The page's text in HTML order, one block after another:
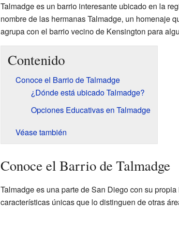
Talmadge es un barrio interesante ubicado en la
nombre de las hermanas Talmadge, un homenaje
agrupa con el barrio vecino de Kensington para
Contenido
Conoce el Barrio de Talmadge
¿Dónde está ubicado Talmadge?
Opciones Educativas en Talmadge
Véase también
Conoce el Barrio de Talmadge
Talmadge es una parte de San Diego con su
características únicas que lo distinguen de otras